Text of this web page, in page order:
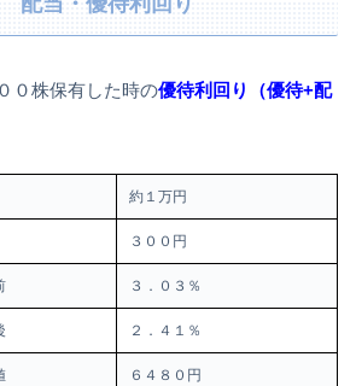
０株保有した時の優待利回り（優待+配
約１万円
３００円
３．０３％
２．４１％
６４８０円